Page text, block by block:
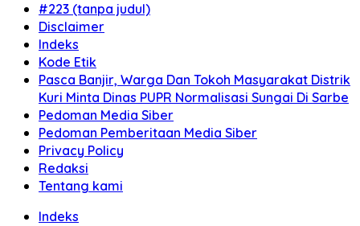
#223 (tanpa judul)
Disclaimer
Indeks
Kode Etik
Pasca Banjir, Warga Dan Tokoh Masyarakat Distrik
Kuri Minta Dinas PUPR Normalisasi Sungai Di Sarbe
Pedoman Media Siber
Pedoman Pemberitaan Media Siber
Privacy Policy
Redaksi
Tentang kami
Indeks